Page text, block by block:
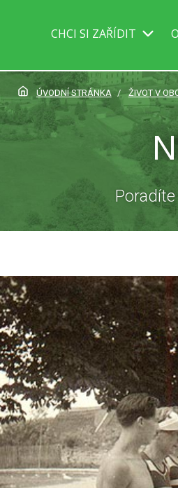
CHCI SI ZAŘÍDIT
ÚVODNÍ STRÁNKA ŽIVOT V